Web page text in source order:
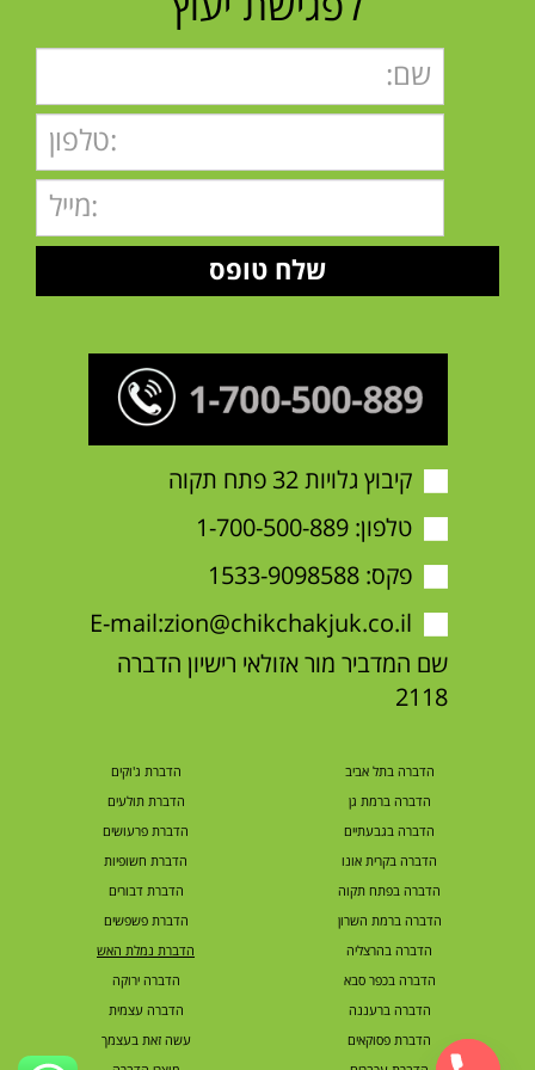
קיבוץ גלויות 32 פתח תקוה
טלפון:1-700-500-889
פקס: 1533-9098588
E-mail:zion@chikchakjuk.co.il
שם המדביר מור אזולאי רישיון הדברה
2118
הדברה בתל אביב
הדברה ברמת גן
הדברה בגבעתיים
הדברה בקרית אונו
הדברה בפתח תקוה
הדברה ברמת השרון
הדברה בהרצליה
הדברה בכפר סבא
הדברה ברעננה
הדברת פסוקאים
הדברת ג'וקים
הדברת תולעים
הדברת פרעושים
הדברת חשופיות
הדברת דבורים
הדברת פשפשים
הדברת נמלת האש
הדברה ירוקה
הדברה עצמית
עשה זאת בעצמך